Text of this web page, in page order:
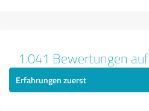
1.041 Bewertungen
Erfahrungen zuerst